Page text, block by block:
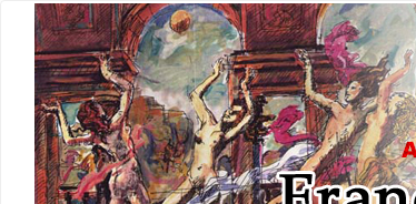
Salta al contenuto principale